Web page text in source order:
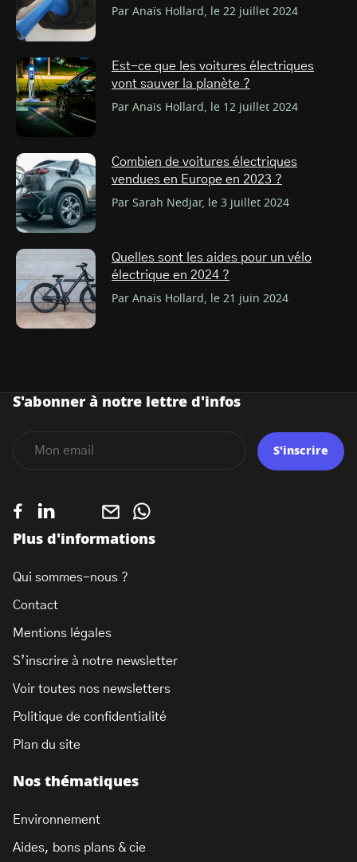
Par Anaïs Hollard, le 22 juillet 2024
Est-ce que les voitures électriques
vont sauver la planète ?
Par Anaïs Hollard, le 12 juillet 2024
Combien de voitures électriques
vendues en Europe en 2023 ?
Par Sarah Nedjar, le 3 juillet 2024
Quelles sont les aides pour un vélo
électrique en 2024 ?
Par Anaïs Hollard, le 21 juin 2024
Nos thématiques
Environnement
Aides, bons plans & cie
Plus d'informations
Qui sommes-nous ?
Contact
Mentions légales
S’inscrire à notre newsletter
Voir toutes nos newsletters
Politique de confidentialité
Plan du site
S'abonner à notre lettre d'infos
S'inscrire